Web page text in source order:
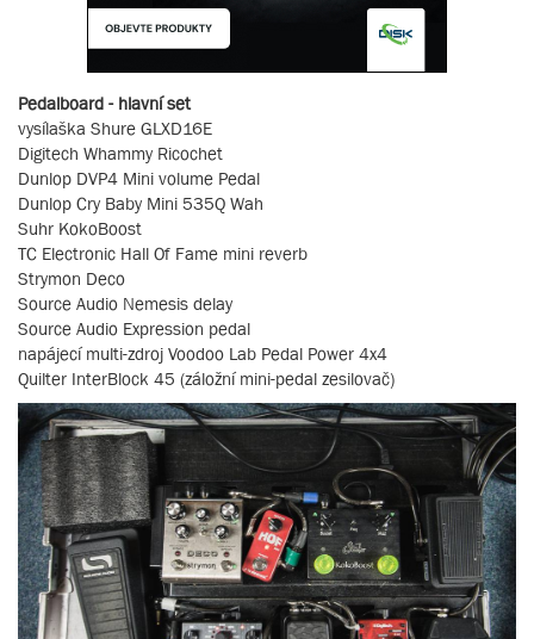
Pedalboard - hlavní set
vysílaška Shure GLXD16E
Digitech Whammy Ricochet
Dunlop DVP4 Mini volume Pedal
Dunlop Cry Baby Mini 535Q Wah
Suhr KokoBoost
TC Electronic Hall Of Fame mini reverb
Strymon Deco
Source Audio Nemesis delay
Source Audio Expression pedal
napájecí multi-zdroj Voodoo Lab Pedal Power 4x4
Quilter InterBlock 45 (záložní mini-pedal zesilovač)